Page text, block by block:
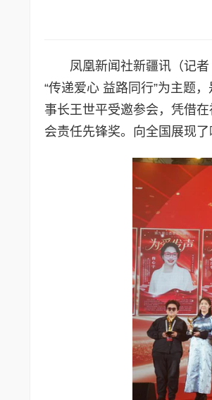
凤凰新闻社新疆讯（记
“传递爱心 益路同行”为主题
事长王世平受邀参会，凭借
会责任先锋奖。向全国展现